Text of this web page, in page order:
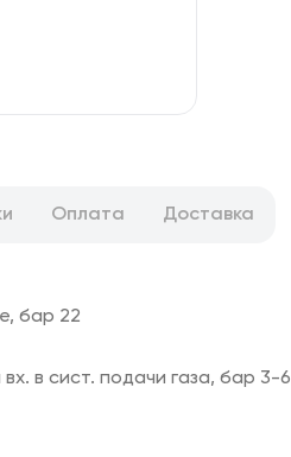
Оплата Доставка
бар 22
в сист. подачи газа, бар 3-6